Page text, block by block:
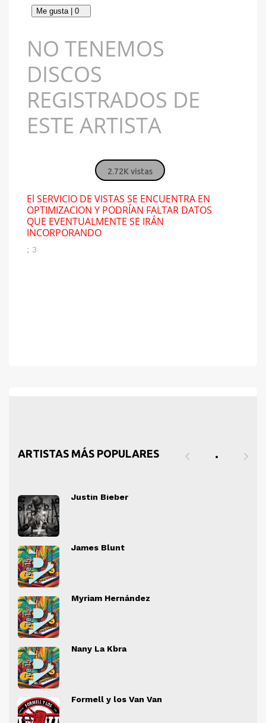
NO TENEMOS
DISCOS
REGISTRADOS DE
ESTE ARTISTA
2.72K vistas
El SERVICIO DE VISTAS SE ENCUENTRA EN
OPTIMIZACION Y PODRÍAN FALTAR DATOS
QUE EVENTUALMENTE SE IRÁN
INCORPORANDO
; 3
ARTISTAS MÁS POPULARES
Justin Bieber
James Blunt
Myriam Hernández
Nany La Kbra
Formell y los Van Van